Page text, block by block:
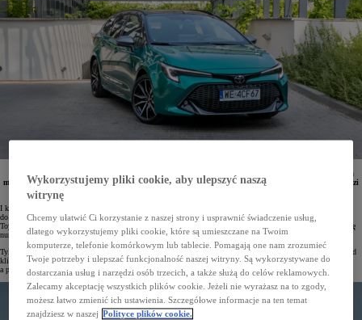
W I kwartale 2025 roku w Polsce zarejestrowano 26 817 osobowych i dostawczych Toyot. Japońska
marka jest liderem zarówno wśród klientów indywidualnych, jak i firm. Aż 5 modeli Toyoty prowadzi
w swoich segmentach, a Corolla jest najchętniej wybieranym samochodem na polskim rynku.
I kwartał 2025 roku Toyota zakończyła na pozycji lidera polskiego rynku motoryzacyjnego. Od stycznia
do marca w naszym kraju zarejestrowano 26 817 samochodów osobowych i dostawczych tej marki. Udział
Toyoty w rynku wyniósł 16,9%, co jest wynikiem blisko dwukrotnie lepszym niż marki, która zajęła pozycję
numer dwa.
Tylko w marcu z salonów Toyoty w Polsce wyjechało 8436 pojazdów. Marka była numerem 1 zarówno wśród
klientów indywidualnych, jak i firm. Osoby prywatne zarejestrowały w tym czasie 2513 Toyot,
a przedsiębiorstwa – 5923.
Wykorzystujemy pliki cookie, aby ulepszyć naszą
witrynę
Chcemy ułatwić Ci korzystanie z naszej strony i usprawnić świadczenie usług,
dlatego wykorzystujemy pliki cookie, które są umieszczane na Twoim
komputerze, telefonie komórkowym lub tablecie. Pomagają one nam zrozumieć
Twoje potrzeby i ulepszać funkcjonalność naszej witryny. Są wykorzystywane do
dostarczania usług i narzędzi osób trzecich, a także służą do celów reklamowych.
Zalecamy akceptację wszystkich plików cookie. Jeżeli nie wyrażasz na to zgody,
możesz łatwo zmienić ich ustawienia. Szczegółowe informacje na ten temat
znajdziesz w naszej Polityce plików cookie.